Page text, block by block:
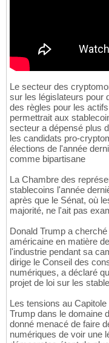
Le secteur des
sur les législateurs pour
des règles pour les
permettrait aux
secteur a dépensé plus
les candidats pro-
élections de l'année
comme bipartisane
La Chambre des
stablecoins l'année
après que le Sénat, où
majorité, ne l'ait pas
Donald Trump a
américaine en matière
l'industrie pendant sa
dirige le Conseil des
numériques, a déclaré
projet de loi sur les
Les tensions au
Trump dans le domaine
donné menacé de faire
numériques de voir une